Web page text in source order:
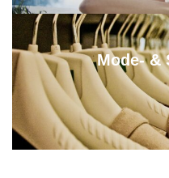
Mode- &